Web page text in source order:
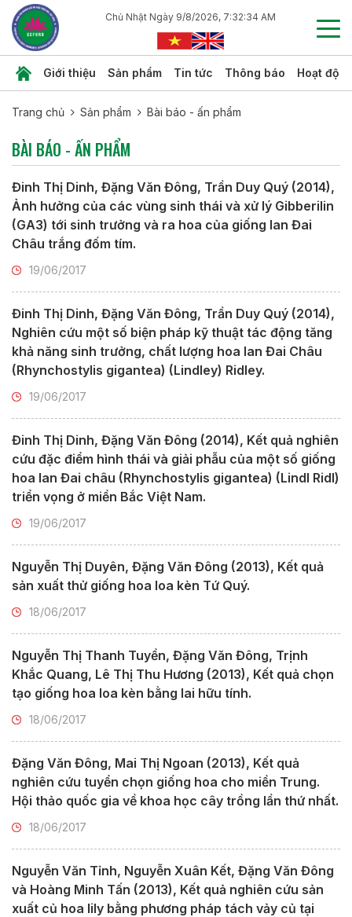
Chủ Nhật Ngày 9/8/2026, 7:32:35 AM
Giới thiệu Sản phẩm Tin tức Thông báo Hoạt
Trang chủ Sản phẩm Bài báo - ấn phẩm
BÀI BÁO - ẤN PHẨM
Đinh Thị Dinh, Đặng Văn Đông, Trần Duy Quý (2014),
Ảnh hưởng của các vùng sinh thái và xử lý Gibberilin
(GA3) tới sinh trưởng và ra hoa của giống lan Đai
Châu trắng đốm tím.
19/06/2017
Đinh Thị Dinh, Đặng Văn Đông, Trần Duy Quý (2014),
Nghiên cứu một số biện pháp kỹ thuật tác động tăng
khả năng sinh trưởng, chất lượng hoa lan Đai Châu
(Rhynchostylis gigantea) (Lindley) Ridley.
19/06/2017
Đinh Thị Dinh, Đặng Văn Đông (2014), Kết quả nghiên
cứu đặc điểm hình thái và giải phẫu của một số giống
hoa lan Đai châu (Rhynchostylis gigantea) (Lindl Ridl)
triển vọng ở miền Bắc Việt Nam.
19/06/2017
Nguyễn Thị Duyên, Đặng Văn Đông (2013), Kết quả
sản xuất thử giống hoa loa kèn Tứ Quý.
18/06/2017
Nguyễn Thị Thanh Tuyền, Đặng Văn Đông, Trịnh
Khắc Quang, Lê Thị Thu Hương (2013), Kết quả chọn
tạo giống hoa loa kèn bằng lai hữu tính.
18/06/2017
Đặng Văn Đông, Mai Thị Ngoan (2013), Kết quả
nghiên cứu tuyển chọn giống hoa cho miền Trung.
Hội thảo quốc gia về khoa học cây trồng lần thứ nhất.
18/06/2017
Nguyễn Văn Tỉnh, Nguyễn Xuân Kết, Đặng Văn Đông
và Hoàng Minh Tấn (2013), Kết quả nghiên cứu sản
xuất củ hoa lily bằng phương pháp tách vảy củ tại